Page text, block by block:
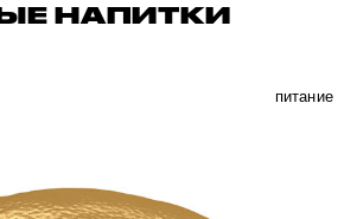
НАПИТКИ
питание